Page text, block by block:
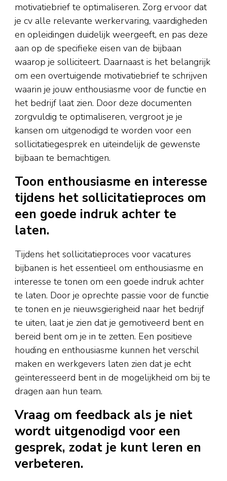
motivatiebrief te optimaliseren. Zorg ervoor dat
je cv alle relevante werkervaring, vaardigheden
en opleidingen duidelijk weergeeft, en pas deze
aan op de specifieke eisen van de bijbaan
waarop je solliciteert. Daarnaast is het belangrijk
om een overtuigende motivatiebrief te schrijven
waarin je jouw enthousiasme voor de functie en
het bedrijf laat zien. Door deze documenten
zorgvuldig te optimaliseren, vergroot je je
kansen om uitgenodigd te worden voor een
sollicitatiegesprek en uiteindelijk de gewenste
bijbaan te bemachtigen.
Toon enthousiasme en interesse
tijdens het sollicitatieproces om
een goede indruk achter te
laten.
Tijdens het sollicitatieproces voor vacatures
bijbanen is het essentieel om enthousiasme en
interesse te tonen om een goede indruk achter
te laten. Door je oprechte passie voor de functie
te tonen en je nieuwsgierigheid naar het bedrijf
te uiten, laat je zien dat je gemotiveerd bent en
bereid bent om je in te zetten. Een positieve
houding en enthousiasme kunnen het verschil
maken en werkgevers laten zien dat je echt
geïnteresseerd bent in de mogelijkheid om bij te
dragen aan hun team.
Vraag om feedback als je niet
wordt uitgenodigd voor een
gesprek, zodat je kunt leren en
verbeteren.